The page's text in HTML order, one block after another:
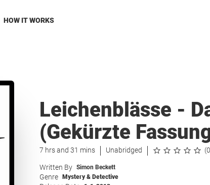
HOW IT WORKS
Leichenblässe -
(Gekürzte
7 hrs and 31 mins Unabridged
Written By Simon Beckett
Genre Mystery & Detective